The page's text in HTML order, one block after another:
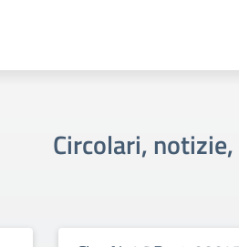
Circolari,